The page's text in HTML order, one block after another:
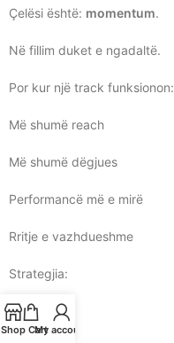
Çelësi është: momentum.
Në fillim duket e ngadaltë.
Por kur një track funksionon:
Më shumë reach
Më shumë dëgjues
Performancë më e mirë
Rritje e vazhdueshme
Strategjia:
Start i fortë
Shop Cart
My account